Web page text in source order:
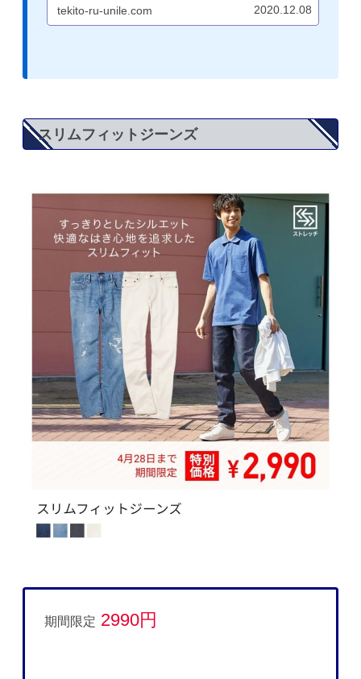
す。裾丈もちょうどよい具合に最初からな
tekito-ru-unile.com 2020.12.08
スリムフィットジーンズ
期間限定 2990円